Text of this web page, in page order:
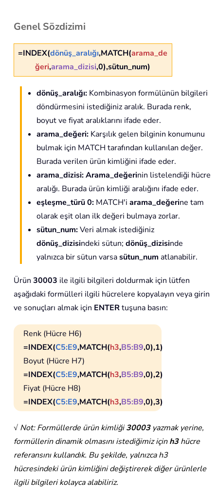
Genel Sözdizimi
=INDEX(dönüş_aralığı,MATCH(arama_de
ğeri,arama_dizisi,0),sütun_num)
dönüş_aralığı: Kombinasyon formülünün bilgileri
döndürmesini istediğiniz aralık. Burada renk,
boyut ve fiyat aralıklarını ifade eder.
arama_değeri: Karşılık gelen bilginin konumunu
bulmak için MATCH tarafından kullanılan değer.
Burada verilen ürün kimliğini ifade eder.
arama_dizisi:Arama_değerinin listelendiği hücre
aralığı. Burada ürün kimliği aralığını ifade eder.
eşleşme_türü 0: MATCH'i arama_değerine tam
olarak eşit olan ilk değeri bulmaya zorlar.
sütun_num:Veri almak istediğiniz
dönüş_dizisindeki sütun; dönüş_dizisinde
yalnızca bir sütun varsasütun_num atlanabilir.
Ürün 30003 ile ilgili bilgileri doldurmak için lütfen
aşağıdaki formülleri ilgili hücrelere kopyalayın veya girin
ve sonuçları almak için ENTERtuşuna basın:
Renk (Hücre H6)
=INDEX(C5:E9,MATCH(h3,B5:B9,0),1)
Boyut (Hücre H7)
=INDEX(C5:E9,MATCH(h3,B5:B9,0),2)
Fiyat (Hücre H8)
=INDEX(C5:E9,MATCH(h3,B5:B9,0),3)
√ Not: Formüllerde ürün kimliği30003yazmak yerine,
formüllerin dinamik olmasını istediğimiz içinh3hücre
referansını kullandık. Bu şekilde, yalnızca h3
hücresindeki ürün kimliğini değiştirerek diğer ürünlerle
ilgili bilgileri kolayca alabiliriz.